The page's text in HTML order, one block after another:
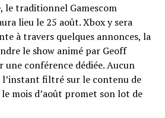
le traditionnel Gamescom
lieu le 25 août. Xbox y sera
à travers quelques annonces, la
le show animé par Geoff
une conférence dédiée. Aucun
l’instant filtré sur le contenu de
mois d’août promet son lot de